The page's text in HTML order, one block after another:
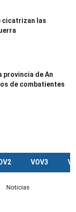
cicatrizan las
provincia de An
de combatientes
VOV3
Noticias